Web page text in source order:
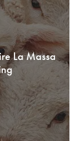
La Massa